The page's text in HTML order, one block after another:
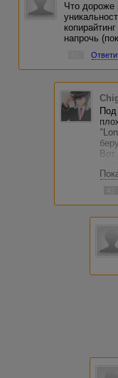
Что дороже
напрочь
Под